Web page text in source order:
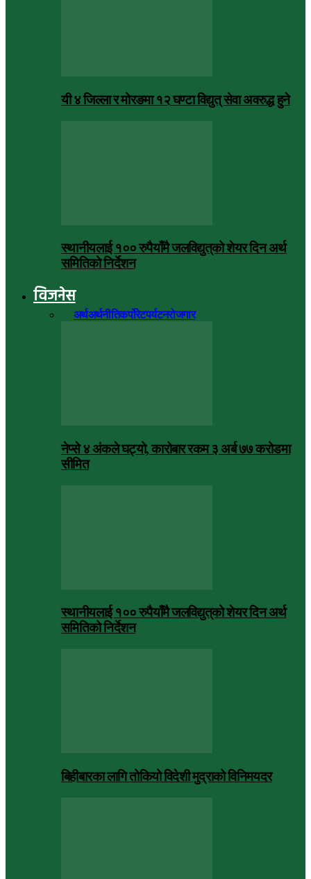
यी ४ जिल्ला र मोरङमा १२ घण्टा विद्युत् सेवा अवरुद्ध हुने
स्थानीयलाई १०० रुपैयाँमै जलविद्युत्‌को शेयर दिन अर्थ
समितिको निर्देशन
विजनेस
अर्थअर्थनीतिकर्पोरेटपर्यटनरोजगार
नेप्से ४ अंकले घट्यो, कारोबार रकम ३ अर्ब ७७ करोडमा
सीमित
स्थानीयलाई १०० रुपैयाँमै जलविद्युत्‌को शेयर दिन अर्थ
समितिको निर्देशन
बिहीबारका लागि तोकियो विदेशी मुद्राको विनिमयदर